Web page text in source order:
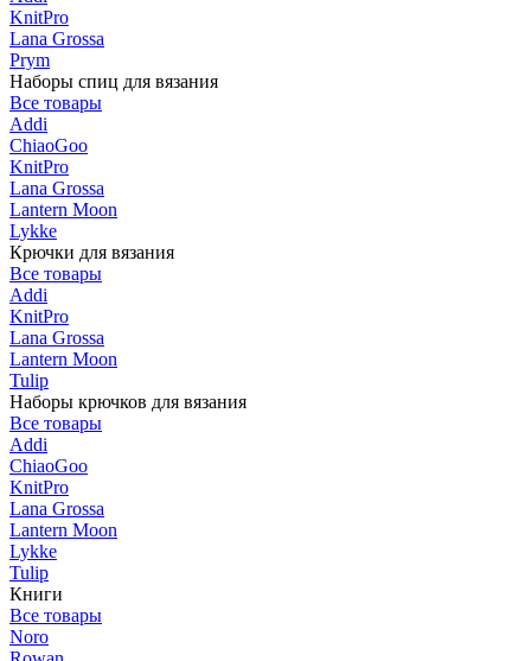
KnitPro
Lana Grossa
Prym
Наборы спиц для вязания
Все товары
Addi
ChiaoGoo
KnitPro
Lana Grossa
Lantern Moon
Lykke
Крючки для вязания
Все товары
Addi
KnitPro
Lana Grossa
Lantern Moon
Tulip
Наборы крючков для вязания
Все товары
Addi
ChiaoGoo
KnitPro
Lana Grossa
Lantern Moon
Lykke
Tulip
Книги
Все товары
Noro